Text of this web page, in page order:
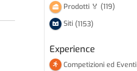
Prodotti 🏅 (119)
Siti (1153)
Experience
Competizioni ed Eventi